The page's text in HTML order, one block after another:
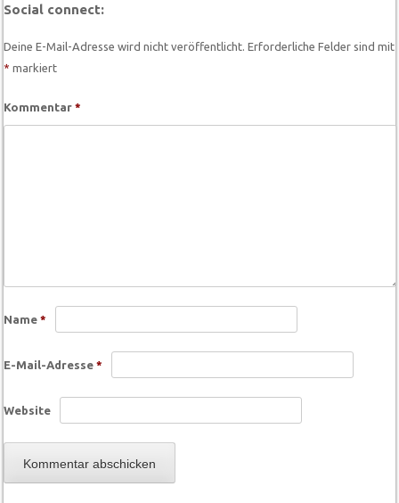
Social connect:
Deine E-Mail-Adresse wird nicht veröffentlicht. Erforderliche Felder sind mit
* markiert
Kommentar*
Name*
E-Mail-Adresse*
Website